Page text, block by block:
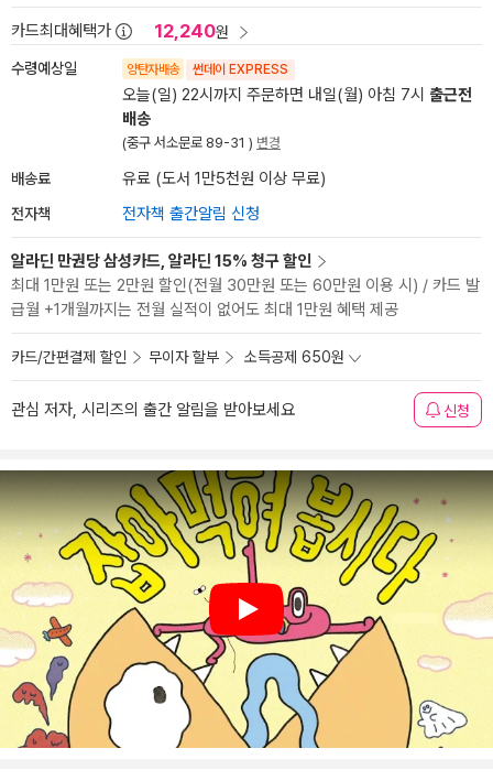
카드최대혜택가 12,240원
수령예상일 양탄자배송 썬데이 EXPRESS
오늘(일) 22시까지 주문하면 내일(월) 아침 7시 출근전
배송
(중구 서소문로 89-31 ) 변경
배송료 유료 (도서 1만5천원 이상 무료)
전자책 전자책 출간알림 신청
알라딘 만권당 삼성카드, 알라딘 15% 청구 할인
최대 1만원 또는 2만원 할인(전월 30만원 또는 60만원 이용 시) / 카드 발
급월 +1개월까지는 전월 실적이 없어도 최대 1만원 혜택 제공
카드/간편결제 할인 무이자 할부 소득공제 650원
관심 저자, 시리즈의 출간 알림을 받아보세요 신청
Play